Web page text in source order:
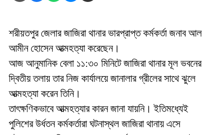
শরীয়তপুর জেলার জাজিরা থানার ভারপ্রাপ্ত কর্মকর্তা জনাব আল
আমীন হোসেন আত্মহত্যা করেছেন।
আজ আনুমানিক বেলা ১১:৩০ মিনিটে জাজিরা থানার মূল ভবনের
দ্বিতীয় তলায় তার নিজ কার্যালয়ে জানালার গ্রীলের সাথে ঝুলে
আত্মহত্যা করেন তিনি।
তাৎক্ষণিকভাবে আত্মহত্যার কারন জানা যায়নি। ইতিমধ্যেই
পুলিশের উর্ধতন কর্মকর্তারা ঘটনাস্থল জাজিরা থানায় এসে